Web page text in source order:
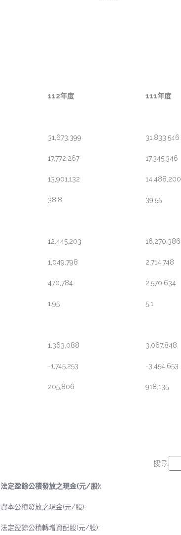
112年度 111年度
31,673,399 31,833,546
17,772,267 17,345,346
13,901,132 14,488,200
38.8 39.55
12,445,203 16,270,386
1,049,798 2,714,748
470,784 2,570,634
1.95 5.1
1,363,088 3,067,848
-1,745,253 -3,454,653
205,806 918,135
搜尋:
法定盈餘公積發放之現金(元/股):
資本公積發放之現金(元/股):
法定盈餘公積轉增資配股(元/股):